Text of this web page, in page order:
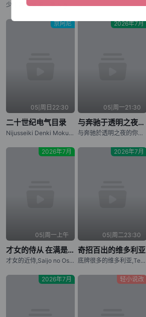
少主溜得快 第二季,Nige Jouzu no Wakagimi Season 2,The Elusive Samurai Season 2 ,,,
京阿尼
05|周日22:30
二十世纪电气目录
Nijusseiki Denki Mokuroku: Eureka Evrika,Sparks of Tomorrow
2026年7月
05|周一21:30
与奔驰于透明之夜的你，谈一场看不见的恋爱。
与奔驰於透明之夜的你，谈一场看不见的恋爱。
2026年7月
05|周一上午
才女的侍从 在满是高岭之花的贵族学校暗中照顾（毫无生活自理能力的）学院第一大小姐
才女的近侍,Saijo no Osewa: Takane no Hanadarake na Meimonkou de, Gakuin Ichi no Ojou-sama (Seikatsu Nouryoku Kaimu) wo Kagenagara Osewa suru Koto ni Narimashita,Rich Girl Caretaker: I'm Secretly the Caregiver of the Most Popular Girl in This Rich Kid School
2026年7月
05|周二23:30
奇招百出的维多利亚
底牌很多的维多利亚,Tefuda ga Oome no Victoria,Victoria of Many Faces
2026年7月 轻小说改